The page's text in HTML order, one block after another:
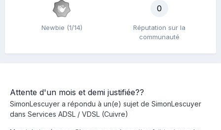
Newbie (1/14)
0
Réputation sur la
communauté
Attente d'un mois et demi justifiée??
SimonLescuyer a répondu à un(e) sujet de SimonLescuyer
dans Services ADSL / VDSL (Cuivre)